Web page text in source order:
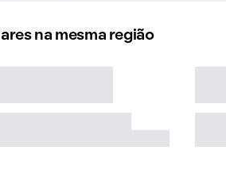
na mesma região